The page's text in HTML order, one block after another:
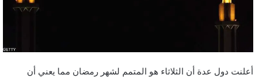
ر
أعلنت دول عدة أن الثلاثاء هو المتمم لشهر رمضان مما يعني أن